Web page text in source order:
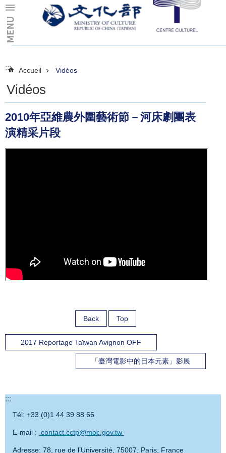
Skip to main content
:::
::: Accueil Vidéos
Vidéos
2010年亞維農外圍藝術節－河床劇團表
演精采片段
Back Top
2017 Reportage Taïwan Avignon OFF
「臺灣電影中的日本元素」影展
:::
Tél: +33 (0)1 44 39 88 66
E-mail : contact.cctp@moc.gov.tw
Adresse: 78, rue de l’Université, 75007, Paris, France